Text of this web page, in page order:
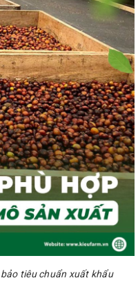
tiêu chuẩn xuất khẩu